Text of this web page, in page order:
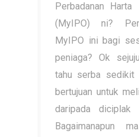
Perbadanan
(MyIPO) ni?
MyIPO ini bagi
peniaga? Ok
tahu serba sedikit
bertujuan untuk
daripada diciplak
Bagaimanapun